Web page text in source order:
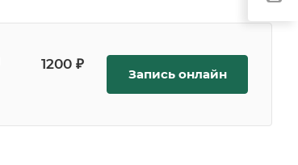
1200 ₽
Запись онлайн